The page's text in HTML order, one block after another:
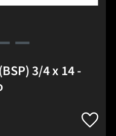
3/4 x 14 -